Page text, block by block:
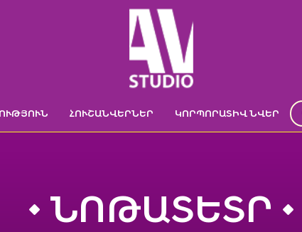
ՀՈՒՇԱՆՎԵՐՆԵՐ ԿՈՐՊՈՐԱՏԻՎ ՆՎԵՐ
ՆՈԹԱՏԵՏՐ